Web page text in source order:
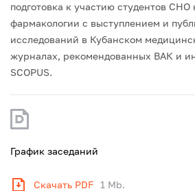
подготовка к участию студентов СНО
фармакологии с выступлением и
исследований в Кубанском
журналах, рекомендованных ВАК и
SCOPUS.
График заседаний
Скачать PDF 1 Mb.